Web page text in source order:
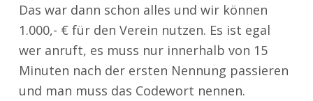
Das war dann schon alles und wir können
1.000,- € für den Verein nutzen. Es ist egal
wer anruft, es muss nur innerhalb von 15
Minuten nach der ersten Nennung passieren
und man muss das Codewort nennen.